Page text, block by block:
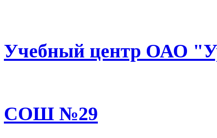
Учебный центр ОАО
СОШ №29